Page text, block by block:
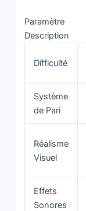
Paramètre
Description
Difficulté
Système
de Pari
Réalisme
Visuel
Effets
Sonores